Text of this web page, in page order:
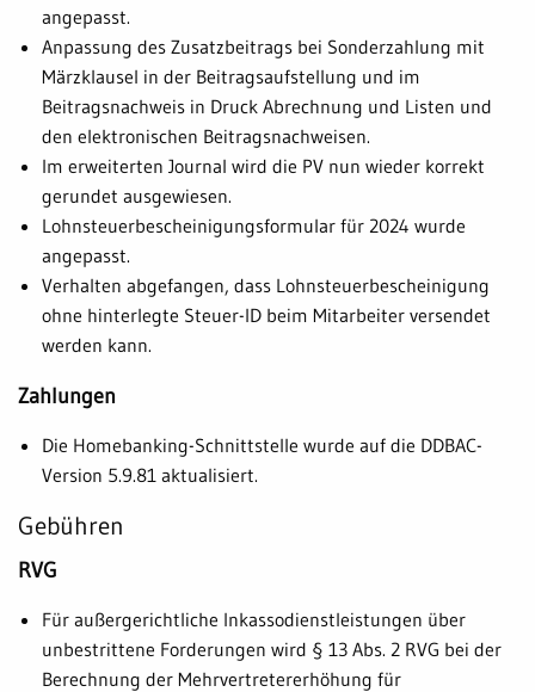
angepasst.
Anpassung des Zusatzbeitrags bei Sonderzahlung mit
Märzklausel in der Beitragsaufstellung und im
Beitragsnachweis in Druck Abrechnung und Listen und
den elektronischen Beitragsnachweisen.
Im erweiterten Journal wird die PV nun wieder korrekt
gerundet ausgewiesen.
Lohnsteuerbescheinigungsformular für 2024 wurde
angepasst.
Verhalten abgefangen, dass Lohnsteuerbescheinigung
ohne hinterlegte Steuer-ID beim Mitarbeiter versendet
werden kann.
Zahlungen
Die Homebanking-Schnittstelle wurde auf die DDBAC-
Version 5.9.81 aktualisiert.
Gebühren
RVG
Für außergerichtliche Inkassodienstleistungen über
unbestrittene Forderungen wird § 13 Abs. 2 RVG bei der
Berechnung der Mehrvertretererhöhung für